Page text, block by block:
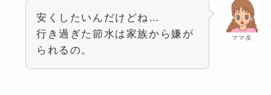
ママ友
安くしたいんだけどね…
行き過ぎた節水は家族から嫌が
られるの。